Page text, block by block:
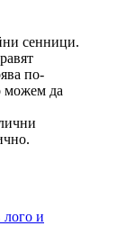
сенници.
по-
можем да